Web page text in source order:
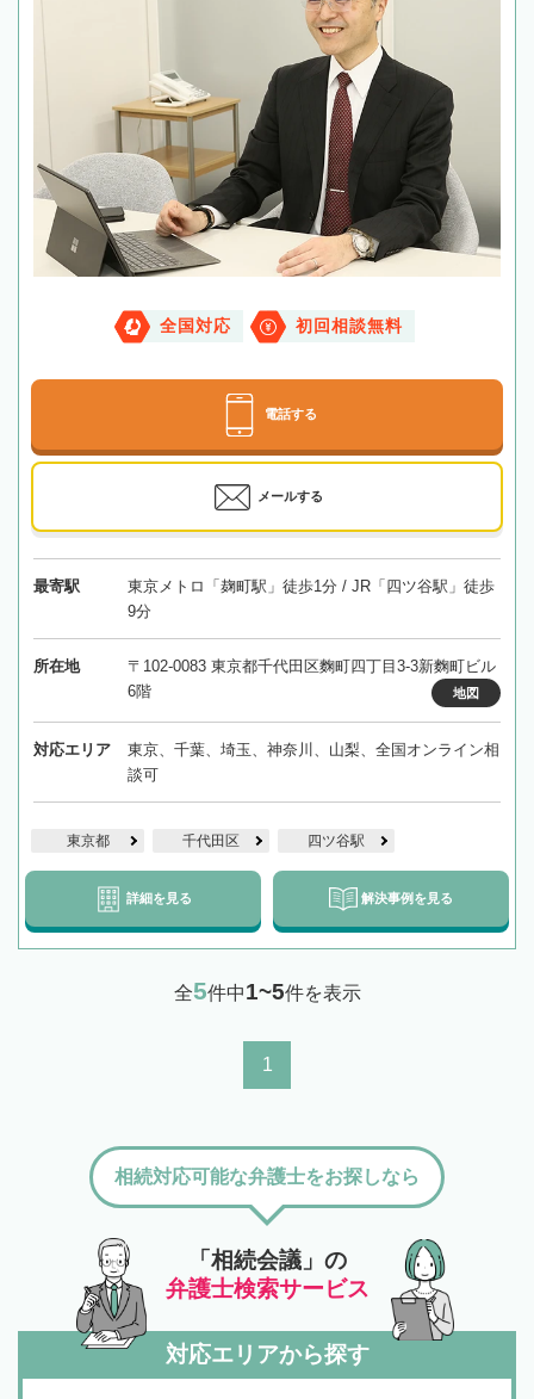
全国対応 初回相談無料
電話する
メールする
最寄駅
東京メトロ「麹町駅」徒歩1分 / JR「四ツ谷駅」徒歩
9分
所在地
〒102-0083 東京都千代田区麴町四丁目3-3新麴町ビル
6階
地図
対応エリア
東京、千葉、埼玉、神奈川、山梨、全国オンライン相
談可
東京都 千代田区 四ツ谷駅
詳細を見る 解決事例を見る
全5件中1~5件を表示
1
「相続会議」の
弁護士検索サービス
相続対応可能な弁護士をお探しなら
対応エリアから探す